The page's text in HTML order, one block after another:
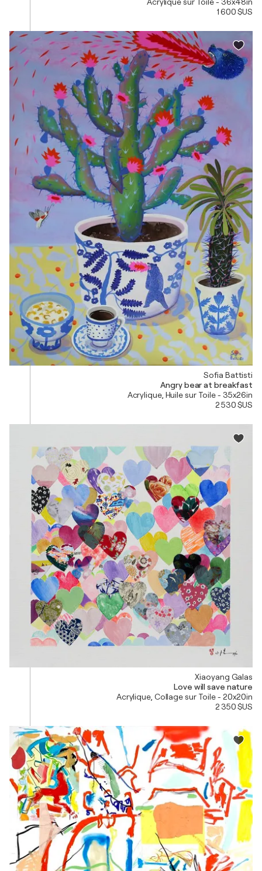
Acrylique sur Toile - 36x48in
1 600 $US
Sofia Battisti
Angry bear at breakfast
Acrylique, Huile sur Toile - 35x26in
2 530 $US
Xiaoyang Galas
Love will save nature
Acrylique, Collage sur Toile - 20x20in
2 350 $US